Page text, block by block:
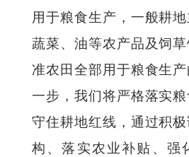
用于粮食生产，一般耕
蔬菜、油等农产品及饲
准农田全部用于粮食生
一步，我们将严格落实粮
守住耕地红线，通过积
构、落实农业补贴、强